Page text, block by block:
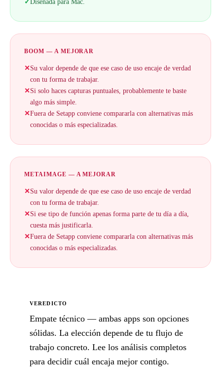
✓Diseñada para Mac.
BOOM — A MEJORAR
✕Su valor depende de que ese caso de uso encaje de verdad
con tu forma de trabajar.
✕Si solo haces capturas puntuales, probablemente te baste
algo más simple.
✕Fuera de Setapp conviene compararla con alternativas más
conocidas o más especializadas.
METAIMAGE — A MEJORAR
✕Su valor depende de que ese caso de uso encaje de verdad
con tu forma de trabajar.
✕Si ese tipo de función apenas forma parte de tu día a día,
cuesta más justificarla.
✕Fuera de Setapp conviene compararla con alternativas más
conocidas o más especializadas.
VEREDICTO
Empate técnico — ambas apps son opciones
sólidas. La elección depende de tu flujo de
trabajo concreto. Lee los análisis completos
para decidir cuál encaja mejor contigo.